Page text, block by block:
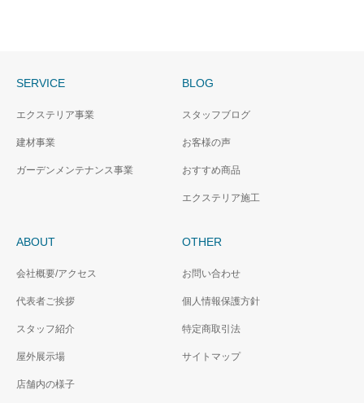
SERVICE
エクステリア事業
建材事業
ガーデンメンテナンス事業
BLOG
スタッフブログ
お客様の声
おすすめ商品
エクステリア施工
ABOUT
会社概要/アクセス
代表者ご挨拶
スタッフ紹介
屋外展示場
店舗内の様子
OTHER
お問い合わせ
個人情報保護方針
特定商取引法
サイトマップ